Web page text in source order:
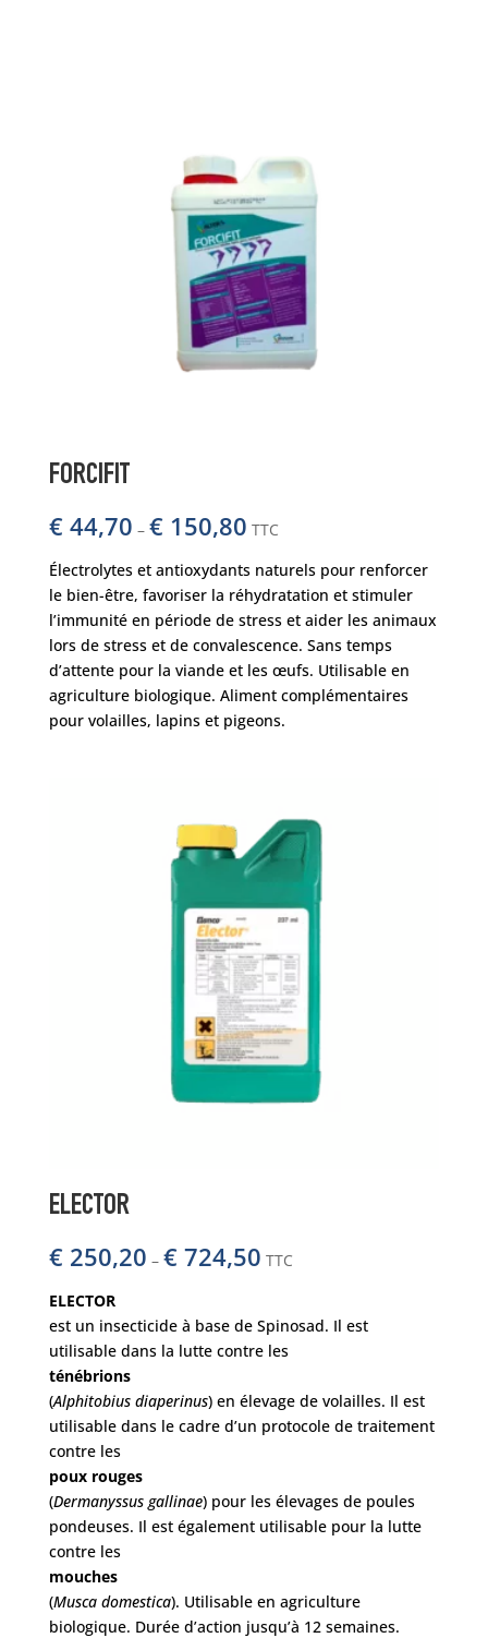
FORCIFIT
€ 44,70 – € 150,80 TTC
Électrolytes et antioxydants naturels pour renforcer
le bien-être, favoriser la réhydratation et stimuler
l’immunité en période de stress et aider les animaux
lors de stress et de convalescence. Sans temps
d’attente pour la viande et les œufs. Utilisable en
agriculture biologique. Aliment complémentaires
pour volailles, lapins et pigeons.
ELECTOR
€ 250,20 – € 724,50 TTC
ELECTOR
est un insecticide à base de Spinosad. Il est
utilisable dans la lutte contre les
ténébrions
(Alphitobius diaperinus) en élevage de volailles. Il est
utilisable dans le cadre d’un protocole de traitement
contre les
poux rouges
(Dermanyssus gallinae) pour les élevages de poules
pondeuses. Il est également utilisable pour la lutte
contre les
mouches
(Musca domestica). Utilisable en agriculture
biologique. Durée d’action jusqu’à 12 semaines.